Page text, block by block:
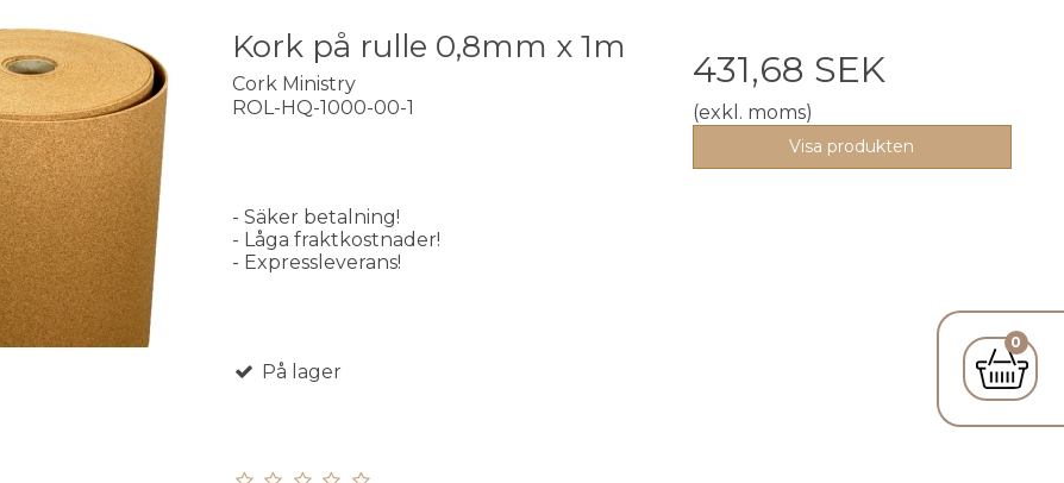
0
Kork på rulle 0,8mm x 1m
Cork Ministry
ROL-HQ-1000-00-1
- Säker betalning!
- Låga fraktkostnader!
- Expressleverans!
På lager
431,68 SEK
(exkl. moms)
Visa produkten